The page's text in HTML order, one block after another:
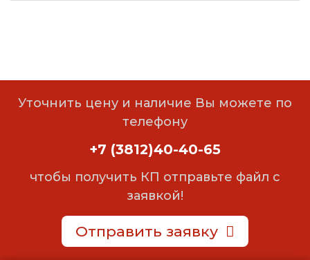
Уточнить цену и наличие Вы можете по
телефону
+7 (3812)40-40-65
чтобы получить КП отправьте файл с
заявкой!
Отправить заявку